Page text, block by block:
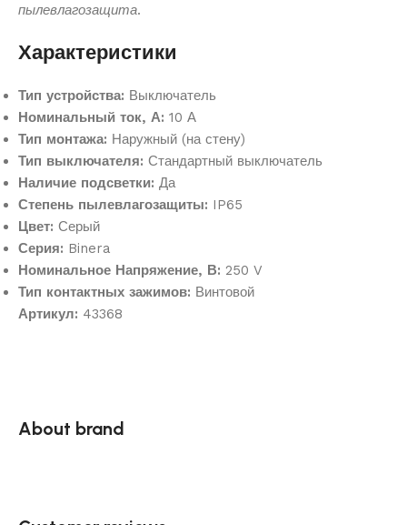
пылевлагозащита.
Характеристики
Тип устройства: Выключатель
Номинальный ток, А: 10 А
Тип монтажа: Наружный (на стену)
Тип выключателя: Стандартный выключатель
Наличие подсветки: Да
Степень пылевлагозащиты: IP65
Цвет: Серый
Серия: Binera
Номинальное Напряжение, В: 250 V
Тип контактных зажимов: Винтовой
Артикул: 43368
About brand